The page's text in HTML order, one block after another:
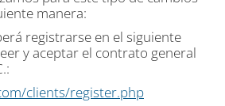
manera:
registrarse en el siguiente
y aceptar el contrato general
clients/register.php